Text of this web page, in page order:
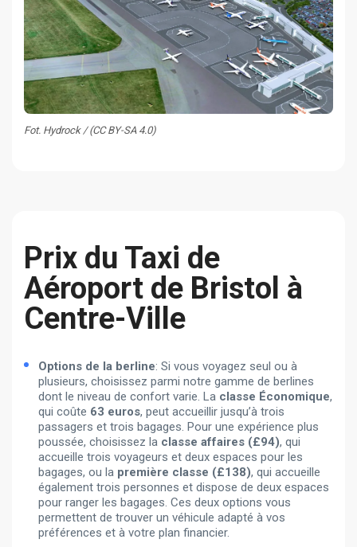
Fot. Hydrock / (CC BY-SA 4.0)
Prix du Taxi de
Aéroport de Bristol à
Centre-Ville
Options de la berline: Si vous voyagez seul ou à
plusieurs, choisissez parmi notre gamme de berlines
dont le niveau de confort varie. La classe Économique,
qui coûte 63 euros, peut accueillir jusqu’à trois
passagers et trois bagages. Pour une expérience plus
poussée, choisissez la classe affaires (£94), qui
accueille trois voyageurs et deux espaces pour les
bagages, ou la première classe (£138), qui accueille
également trois personnes et dispose de deux espaces
pour ranger les bagages. Ces deux options vous
permettent de trouver un véhicule adapté à vos
préférences et à votre plan financier.